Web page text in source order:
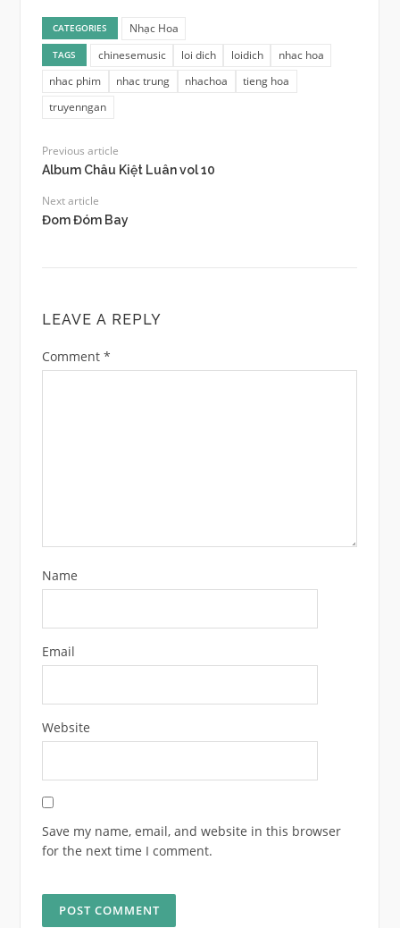
CATEGORIES Nhạc Hoa
TAGS chinesemusic loi dich loidich
nhac hoa
nhac phim
nhac trung nhachoa
tieng hoa
truyenngan
Previous article
Album Châu Kiệt Luân vol 10
Next article
Đom Đóm Bay
LEAVE A REPLY
Comment *
Name
Email
Website
Save my name, email, and website in this browser
for the next time I comment.